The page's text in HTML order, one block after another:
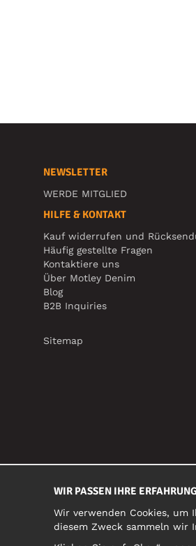
NEWSLETTER
WERDE MITGLIED
HILFE & KONTAKT
Kauf widerrufen und
Häufig gestellte Fragen
Kontaktiere uns
Über Motley Denim
Blog
B2B Inquiries
Sitemap
WIR PASSEN IHRE
Wir verwenden Cookies, um
diesem Zweck sammeln wir